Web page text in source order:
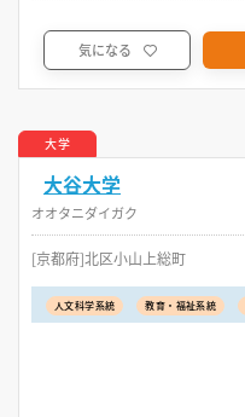
気になる
大学
大谷大学
オオタニダイガク
[京都府]北区小山上総町
人文科学系統 教育・福祉系統